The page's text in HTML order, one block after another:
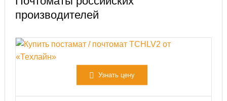
производителей
Узнать цену